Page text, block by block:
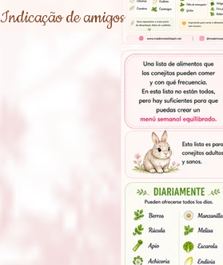
Indicação de amigos